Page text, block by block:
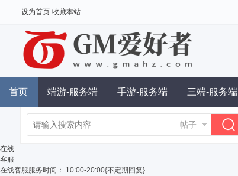
设为首页 收藏本站
首页 端游-服务端 手游-服务端 三端-服务端
帖子
在线
客服
在线客服服务时间： 10:00-20:00{不定期回复}